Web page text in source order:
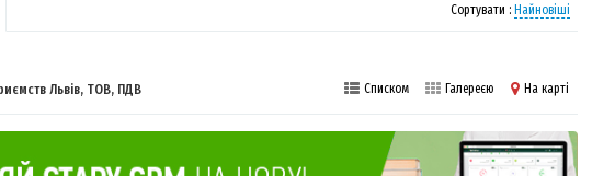
Сортувати : Найновіші
Львів, ТОВ, ПДВ Списком Галереєю На карті